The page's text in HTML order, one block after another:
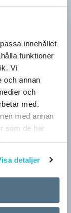
innehållet
funktioner
Vi
och annan
och
med.
med annan
som de har
detaljer
En som har